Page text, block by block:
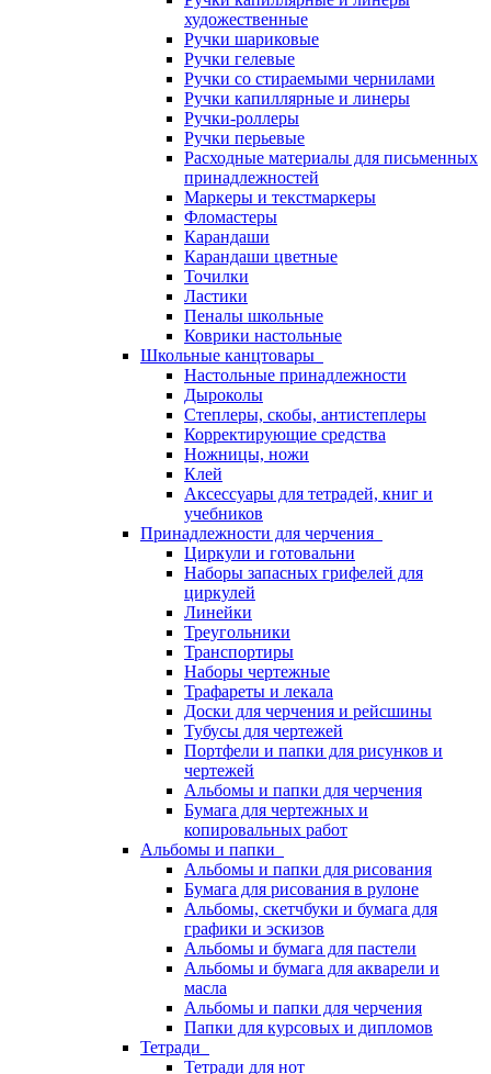
художественные
Ручки шариковые
Ручки гелевые
Ручки со стираемыми чернилами
Ручки капиллярные и линеры
Ручки-роллеры
Ручки перьевые
Расходные материалы для письменных
принадлежностей
Маркеры и текстмаркеры
Фломастеры
Карандаши
Карандаши цветные
Точилки
Ластики
Пеналы школьные
Коврики настольные
Школьные канцтовары
Настольные принадлежности
Дыроколы
Степлеры, скобы, антистеплеры
Корректирующие средства
Ножницы, ножи
Клей
Аксессуары для тетрадей, книг и
учебников
Принадлежности для черчения
Циркули и готовальни
Наборы запасных грифелей для
циркулей
Линейки
Треугольники
Транспортиры
Наборы чертежные
Трафареты и лекала
Доски для черчения и рейсшины
Тубусы для чертежей
Портфели и папки для рисунков и
чертежей
Альбомы и папки для черчения
Бумага для чертежных и
копировальных работ
Альбомы и папки
Альбомы и папки для рисования
Бумага для рисования в рулоне
Альбомы, скетчбуки и бумага для
графики и эскизов
Альбомы и бумага для пастели
Альбомы и бумага для акварели и
масла
Альбомы и папки для черчения
Папки для курсовых и дипломов
Тетради
Тетради для нот